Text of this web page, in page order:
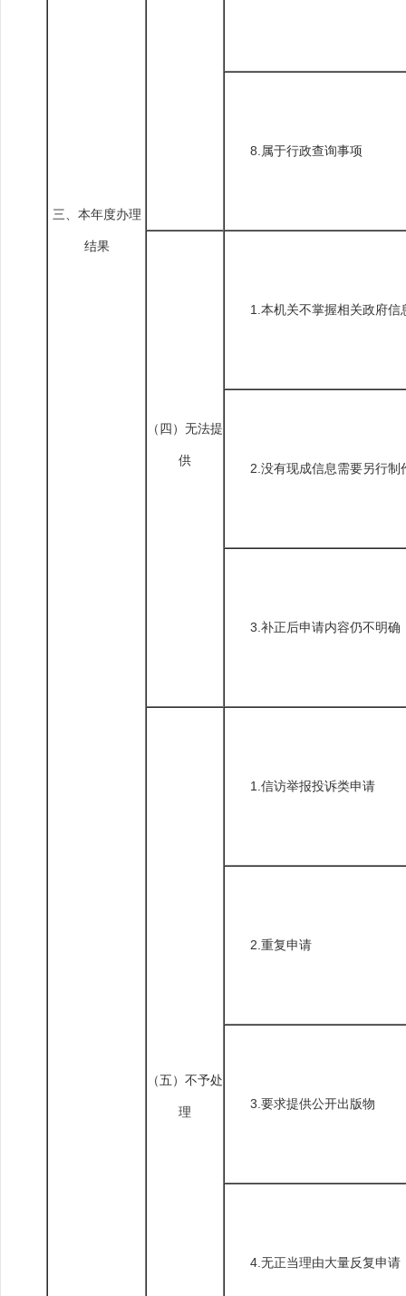
三、本年度办理
结果
8.属于行政查询事项
（四）无法提
供
1.本机关不掌握相关政府信
2.没有现成信息需要另行制
3.补正后申请内容仍不明确
（五）不予处
理
1.信访举报投诉类申请
2.重复申请
3.要求提供公开出版物
4.无正当理由大量反复申请